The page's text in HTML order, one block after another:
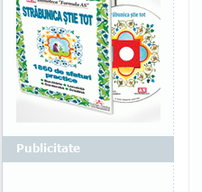
Publicitate